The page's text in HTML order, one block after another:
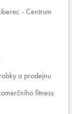
- Centrum
a prodejnu
fitness